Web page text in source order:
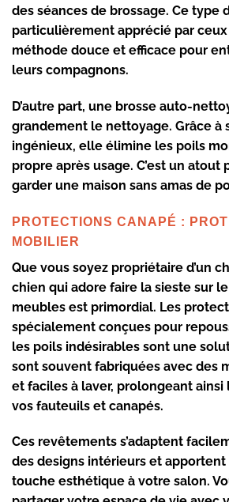
des séances de brossage. Ce type
particulièrement apprécié par
méthode douce et efficace pour
leurs compagnons.
D’autre part, une brosse auto-
grandement le nettoyage. Grâce à
ingénieux, elle élimine les poils
propre après usage. C’est un atout
garder une maison sans amas de
PROTECTIONS CANAPÉ :
MOBILIER
Que vous soyez propriétaire d’un
chien qui adore faire la sieste sur
meubles est primordial. Les
spécialement conçues pour
les poils indésirables sont une
sont souvent fabriquées avec des
et faciles à laver, prolongeant ainsi
vos fauteuils et canapés.
Ces revêtements s’adaptent
des designs intérieurs et
touche esthétique à votre salon.